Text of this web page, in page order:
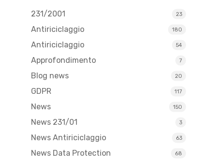
231/2001 23
Antiriciclaggio 180
Antiriciclaggio 54
Approfondimento 7
Blog news 20
GDPR 117
News 150
News 231/01 3
News Antiriciclaggio 63
News Data Protection 68